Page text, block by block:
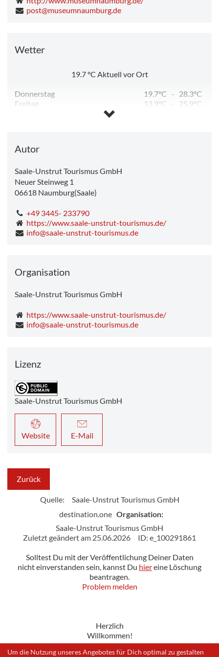
post@museumnaumburg.de
Wetter
19.7°C Aktuell vor Ort
Donnerstag 19.7°C - 28.3°C
Freitag
13.9°C -
25.9°C
Autor
Saale-Unstrut Tourismus GmbH
Neuer Steinweg 1
06618 Naumburg(Saale)
+49 3445- 233790
https://www.saale-unstrut-tourismus.de/
info@saale-unstrut-tourismus.de
Organisation
Saale-Unstrut Tourismus GmbH
https://www.saale-unstrut-tourismus.de/
info@saale-unstrut-tourismus.de
Lizenz
Saale-Unstrut Tourismus GmbH
Website E-Mail
Zurück
Quelle:
Saale-Unstrut Tourismus GmbH
destination.one Organisation:
Saale-Unstrut Tourismus GmbH
Zuletzt geändert am 25.06.2026
ID: e_100291861
Solltest Du mit der Veröffentlichung Deiner Daten
nicht einverstanden sein, kannst Du hiereine Löschung
beantragen.
Problem melden
Herzlich
Willkommen!
Um die Nutzung unseres Angebotes für Dich optimal zu gestalten